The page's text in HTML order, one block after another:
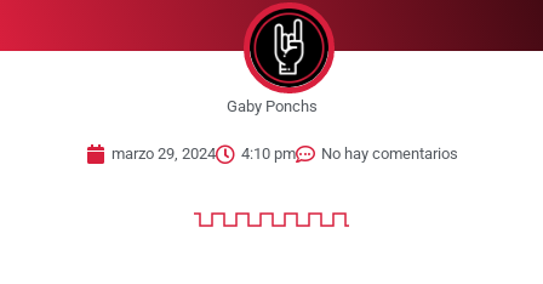
Gaby Ponchs
marzo 29, 2024 4:10 pm No hay comentarios